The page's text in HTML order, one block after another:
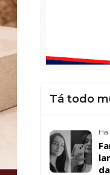
Tá todo
Há